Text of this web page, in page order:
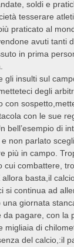
soldi e
tesserare
praticato al
avuti tanti
in prima
gli insulti sul
degli
con
con le sue
bell’esempio di
non parlato
più in campo.
cui combattere,
basta,il
si continua ad
giornata
da pagare, con la
migliaia di
del calcio,:il